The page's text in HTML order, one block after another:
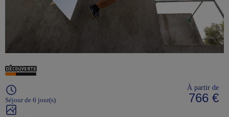
Séjour de 6 jour(s)
À partir de
766 €